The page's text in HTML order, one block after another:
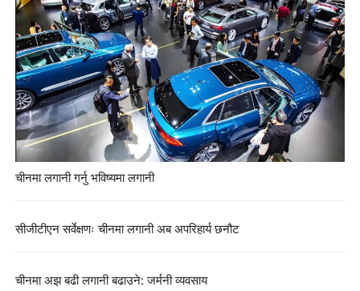
चीनमा लगानी गर्नु भविष्यमा लगानी
सीजीटीएन सर्वेक्षणः चीनमा लगानी अब अपरिहार्य छनौट
चीनमा अझ बढी लगानी बढाउने: जर्मनी व्यवसाय